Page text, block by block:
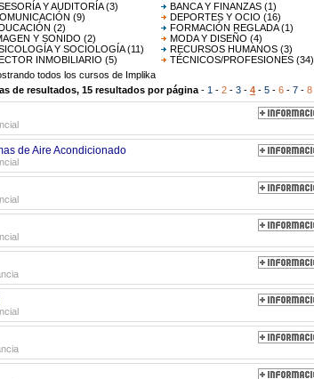
Y AUDITORÍA(3) BANCA Y FINANZAS (1)
(9) DEPORTES Y OCIO (16)
(2) FORMACIÓN REGLADA(1)
Y SONIDO (2) MODA Y DISEÑO (4)
Y SOCIOLOGÍA(11) RECURSOS HUMANOS (3)
INMOBILIARIO (5) TÉCNICOS/PROFESIONES (34)
todos los cursos de Implika
de resultados, 15 resultados por página - 1 - 2 - 3 - 4 - 5 - 6 - 7 - 8
de Aire Acondicionado